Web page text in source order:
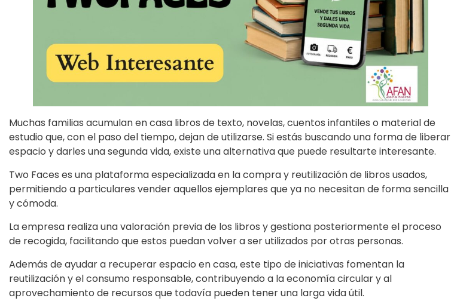
Muchas familias acumulan en casa libros de texto, novelas, cuentos infantiles o material de
estudio que, con el paso del tiempo, dejan de utilizarse. Si estás buscando una forma de liberar
espacio y darles una segunda vida, existe una alternativa que puede resultarte interesante.
Two Faces es una plataforma especializada en la compra y reutilización de libros usados,
permitiendo a particulares vender aquellos ejemplares que ya no necesitan de forma sencilla
y cómoda.
La empresa realiza una valoración previa de los libros y gestiona posteriormente el proceso
de recogida, facilitando que estos puedan volver a ser utilizados por otras personas.
Además de ayudar a recuperar espacio en casa, este tipo de iniciativas fomentan la
reutilización y el consumo responsable, contribuyendo a la economía circular y al
aprovechamiento de recursos que todavía pueden tener una larga vida útil.